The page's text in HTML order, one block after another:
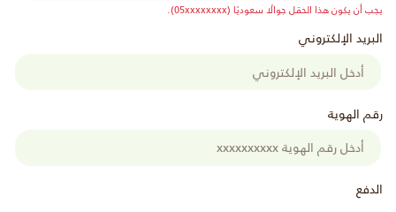
يجب أن يكون هذا الحقل جوالًا سعوديًا (05xxxxxxxx).
البريد الإلكتروني
رقم الهوية
الدفع